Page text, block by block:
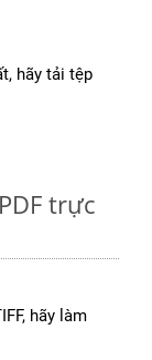
hãy tải tệp
trực
hãy làm